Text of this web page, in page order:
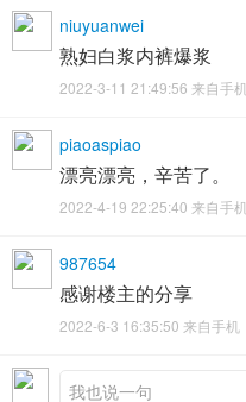
niuyuanwei
熟妇白浆内裤爆浆
2022-3-11 21:49:56 来自手机
piaoaspiao
漂亮漂亮，辛苦了。
2022-4-19 22:25:40 来自手机
987654
感谢楼主的分享
2022-6-3 16:35:50 来自手机